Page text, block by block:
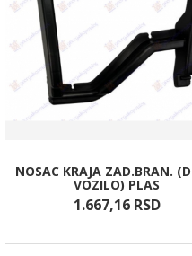
NOSAC KRAJA ZAD.BRAN.
VOZILO) PLAS
1.667,16 RSD